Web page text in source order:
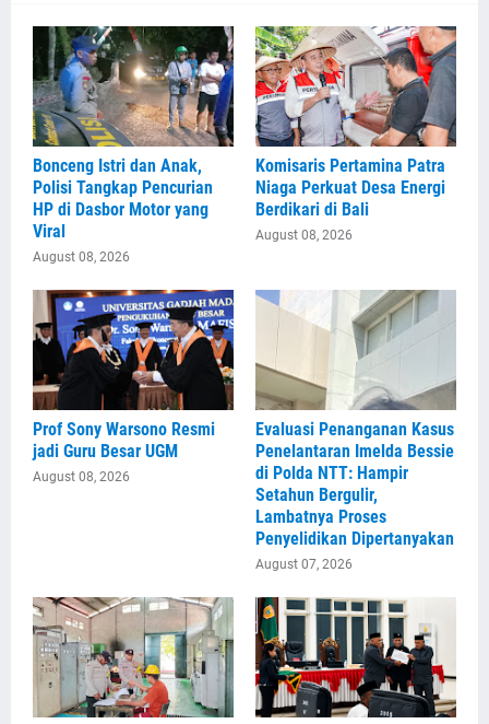
Bonceng Istri dan Anak,
Polisi Tangkap Pencurian
HP di Dasbor Motor yang
Viral
August 08, 2026
Komisaris Pertamina Patra
Niaga Perkuat Desa Energi
Berdikari di Bali
August 08, 2026
Prof Sony Warsono Resmi
jadi Guru Besar UGM
August 08, 2026
Evaluasi Penanganan Kasus
Penelantaran Imelda Bessie
di Polda NTT: Hampir
Setahun Bergulir,
Lambatnya Proses
Penyelidikan Dipertanyakan
August 07, 2026